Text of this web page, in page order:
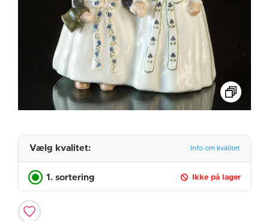
Vælg kvalitet: Info om kvalitet
1. sortering Ikke på lager